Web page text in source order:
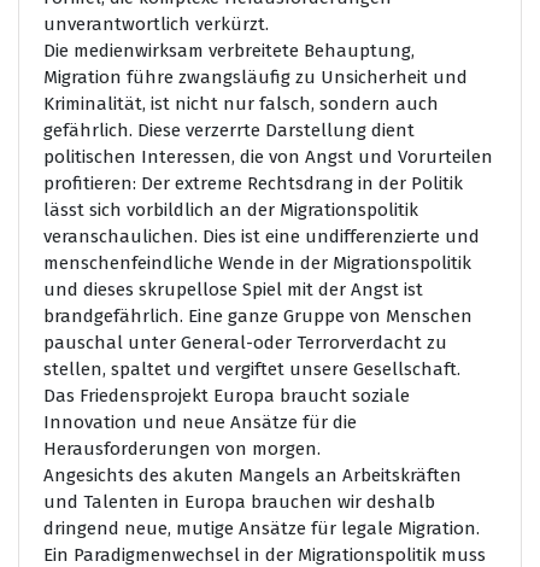
unverantwortlich verkürzt.
Die medienwirksam verbreitete Behauptung,
Migration führe zwangsläufig zu Unsicherheit und
Kriminalität, ist nicht nur falsch, sondern auch
gefährlich. Diese verzerrte Darstellung dient
politischen Interessen, die von Angst und Vorurteilen
profitieren: Der extreme Rechtsdrang in der Politik
lässt sich vorbildlich an der Migrationspolitik
veranschaulichen. Dies ist eine undifferenzierte und
menschenfeindliche Wende in der Migrationspolitik
und dieses skrupellose Spiel mit der Angst ist
brandgefährlich. Eine ganze Gruppe von Menschen
pauschal unter General-oder Terrorverdacht zu
stellen, spaltet und vergiftet unsere Gesellschaft.
Das Friedensprojekt Europa braucht soziale
Innovation und neue Ansätze für die
Herausforderungen von morgen.
Angesichts des akuten Mangels an Arbeitskräften
und Talenten in Europa brauchen wir deshalb
dringend neue, mutige Ansätze für legale Migration.
Ein Paradigmenwechsel in der Migrationspolitik muss